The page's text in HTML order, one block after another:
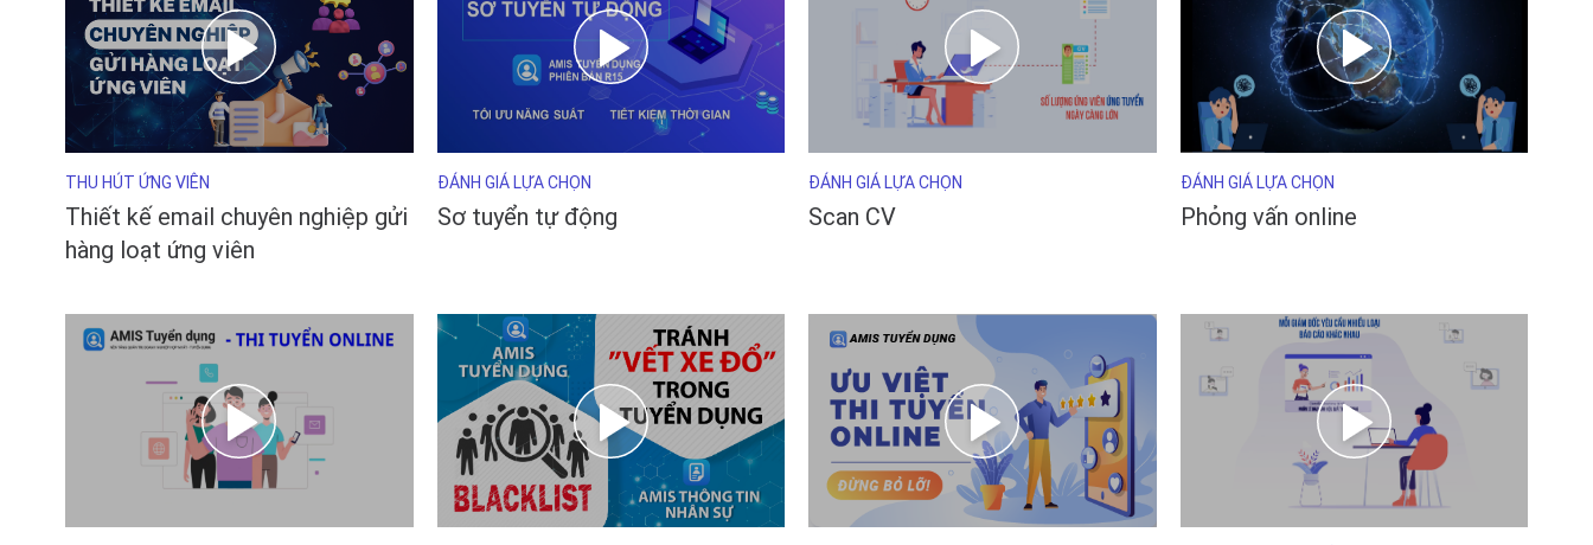
THU HÚT ỨNG VIÊN
Thiết kế email chuyên nghiệp gửi
hàng loạt ứng viên
ĐÁNH GIÁ LỰA CHỌN
Sơ tuyển tự động
ĐÁNH GIÁ LỰA CHỌN
Scan CV
ĐÁNH GIÁ LỰA CHỌN
Phỏng vấn online